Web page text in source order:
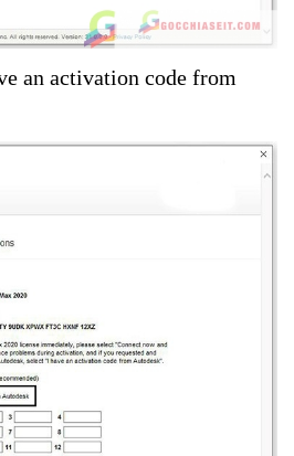
an activation code from